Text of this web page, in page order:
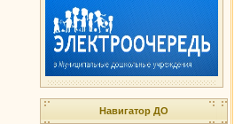
Навигатор ДО